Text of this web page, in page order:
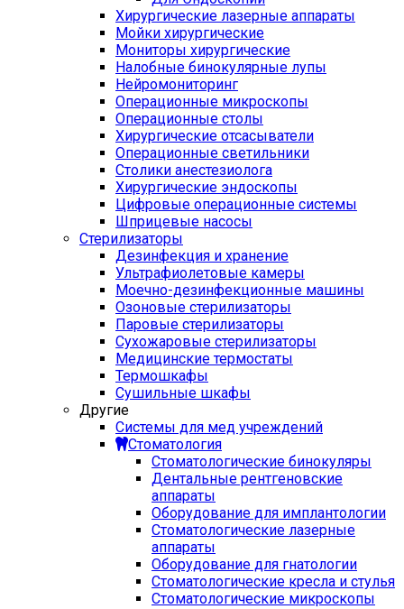
Хирургические лазерные аппараты
Мойки хирургические
Мониторы хирургические
Налобные бинокулярные лупы
Нейромониторинг
Операционные микроскопы
Операционные столы
Хирургические отсасыватели
Операционные светильники
Столики анестезиолога
Хирургические эндоскопы
Цифровые операционные системы
Шприцевые насосы
Стерилизаторы
Дезинфекция и хранение
Ультрафиолетовые камеры
Моечно-дезинфекционные машины
Озоновые стерилизаторы
Паровые стерилизаторы
Сухожаровые стерилизаторы
Медицинские термостаты
Термошкафы
Сушильные шкафы
Другие
Системы для мед учреждений
Стоматология
Стоматологические бинокуляры
Дентальные рентгеновские
аппараты
Оборудование для имплантологии
Стоматологические лазерные
аппараты
Оборудование для гнатологии
Стоматологические кресла и стулья
Стоматологические микроскопы